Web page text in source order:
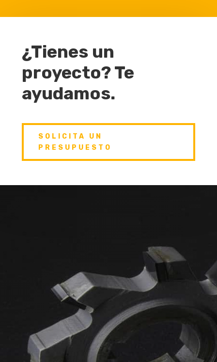
¿Tienes un
proyecto? Te
ayudamos.
SOLICITA UN
PRESUPUESTO